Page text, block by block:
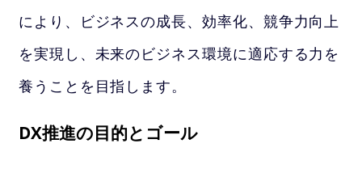
により、ビジネスの成長、効率化、競争力向上
を実現し、未来のビジネス環境に適応する力を
養うことを目指します。
DX推進の目的とゴール